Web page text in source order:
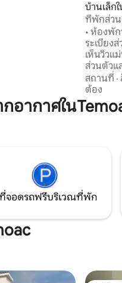
บ้านเล็ก
ที่พักส่วน
กัน
• ห้องพัก
ระเบียง
เห็นวิวแ
ส่วนตัวแ
(มีเพียง
พร้อมเตี
อาหารใ
🍷 • ที่พั
สถานที่ ·
ต้อง
ากาศใน
จอดรถฟรีบริเวณที่พัก